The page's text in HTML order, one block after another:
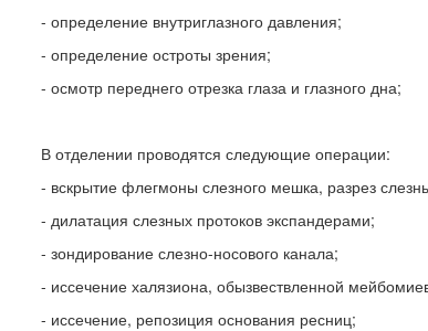
- определение внутриглазного давления;
- определение остроты зрения;
- осмотр переднего отрезка глаза и глазного дна;
В отделении проводятся следующие операции:
- вскрытие флегмоны слезного мешка, разрез
- дилатация слезных протоков экспандерами;
- зондирование слезно-носового канала;
- иссечение халязиона, обызвествленной
- иссечение, репозиция основания ресниц;